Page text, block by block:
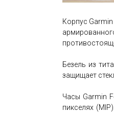
Корпус
Безель из
защищает
Часы Garmin
пикселях